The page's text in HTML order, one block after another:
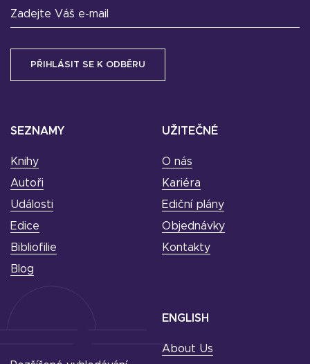
SEZNAMY
Knihy
Autoři
Události
Edice
Bibliofilie
Blog
UŽITEČNÉ
O nás
Kariéra
Ediční plány
Objednávky
Kontakty
Zadejte Váš e-mail
ENGLISH
About Us